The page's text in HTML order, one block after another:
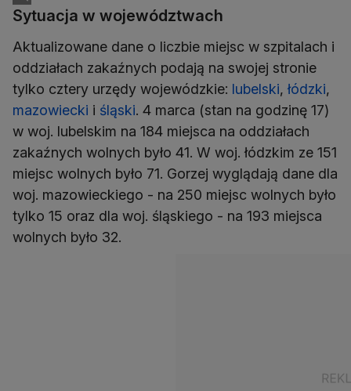
Sytuacja w województwach
Aktualizowane dane o liczbie miejsc w szpitalach i
oddziałach zakaźnych podają na swojej stronie
tylko cztery urzędy wojewódzkie: lubelski, łódzki,
mazowiecki i śląski. 4 marca (stan na godzinę 17)
w woj. lubelskim na 184 miejsca na oddziałach
zakaźnych wolnych było 41. W woj. łódzkim ze 151
miejsc wolnych było 71. Gorzej wyglądają dane dla
woj. mazowieckiego - na 250 miejsc wolnych było
tylko 15 oraz dla woj. śląskiego - na 193 miejsca
wolnych było 32.